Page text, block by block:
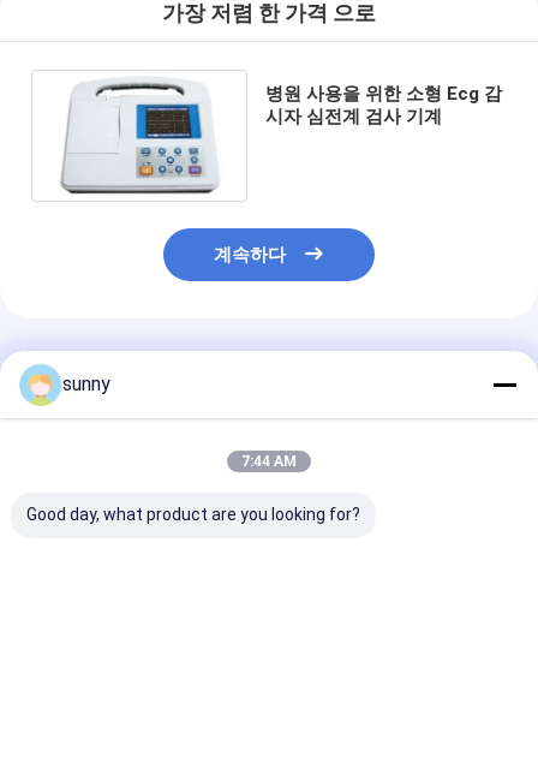
가장 저렴 한 가격 으로
병원 사용을 위한 소형 Ecg 감
시자 심전계 검사 기계
계속하다
추천된 제품
sunny
7:44 AM
Good day, what product are you looking for?